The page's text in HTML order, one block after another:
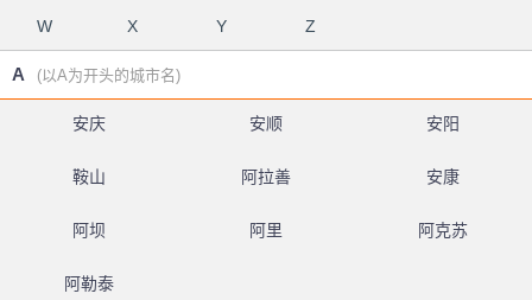
W X Y Z
A (以A为开头的城市名)
安庆 安顺 安阳
鞍山 阿拉善 安康
阿坝 阿里 阿克苏
阿勒泰